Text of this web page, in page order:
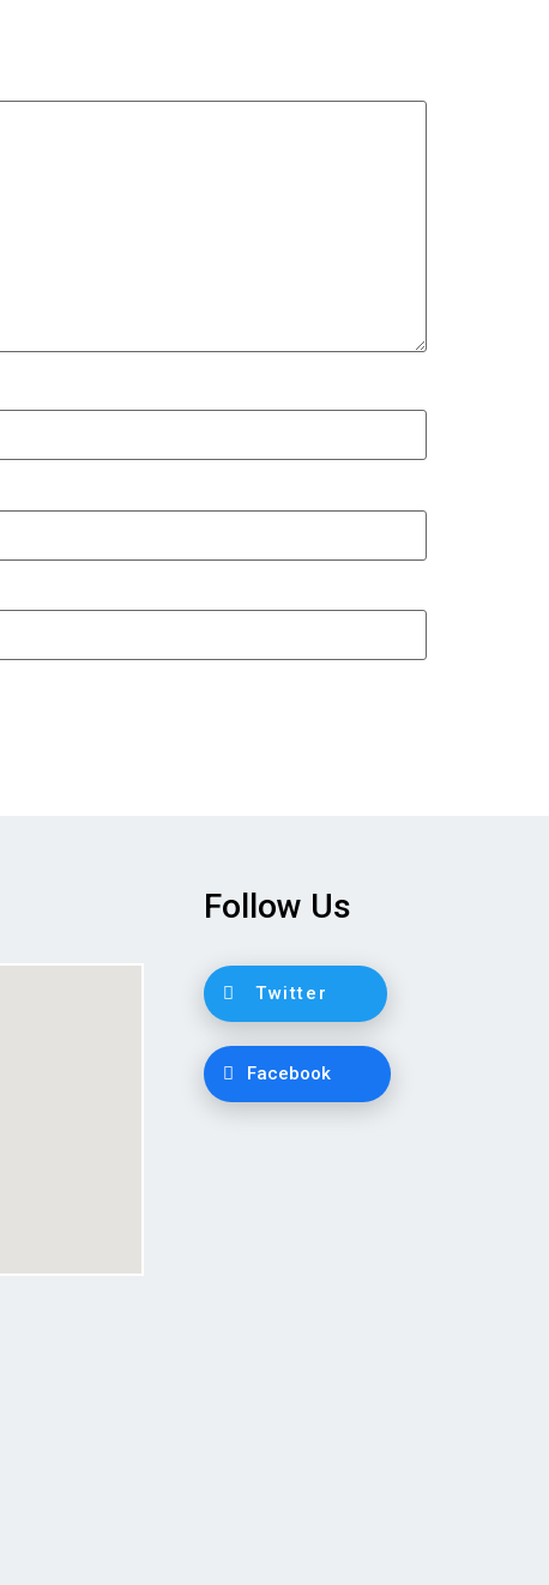
Follow Us
Twitter
Facebook